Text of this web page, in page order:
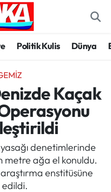
Politik Kulis Dünya
Kaçak
denetimlerinde
metre ağa el konuldu.
enstitüsüne
Haritası
ve Fikstür